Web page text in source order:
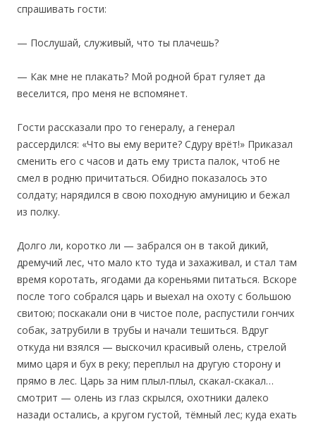
спрашивать гости:
— Послушай, служивый, что ты плачешь?
— Как мне не плакать? Мой родной брат гуляет да
веселится, про меня не вспомянет.
Гости рассказали про то генералу, а генерал
рассердился: «Что вы ему верите? Сдуру врёт!» Приказал
сменить его с часов и дать ему триста палок, чтоб не
смел в родню причитаться. Обидно показалось это
солдату; нарядился в свою походную амуницию и бежал
из полку.
‎Долго ли, коротко ли — забрался он в такой дикий,
дремучий лес, что мало кто туда и захаживал, и стал там
время коротать, ягодами да кореньями питаться. Вскоре
после того собрался царь и выехал на охоту с большою
свитою; поскакали они в чистое поле, распустили гончих
собак, затрубили в трубы и начали тешиться. Вдруг
откуда ни взялся — выскочил красивый олень, стрелой
мимо царя и бух в реку; переплыл на другую сторону и
прямо в лес. Царь за ним плыл-плыл, скакал-скакал…
смотрит — олень из глаз скрылся, охотники далеко
назади остались, а кругом густой, тёмный лес; куда ехать